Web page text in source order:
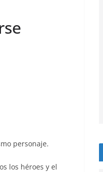
personaje.
los héroes y el